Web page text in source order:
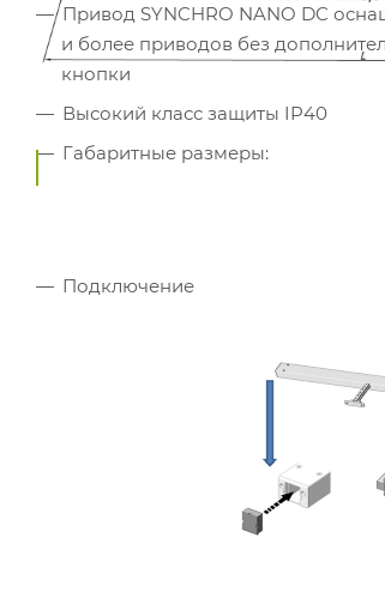
Привод SYNCHRO NANO DC
и более приводов без
кнопки
Высокий класс защиты IP40
Габаритные размеры:
Подключение